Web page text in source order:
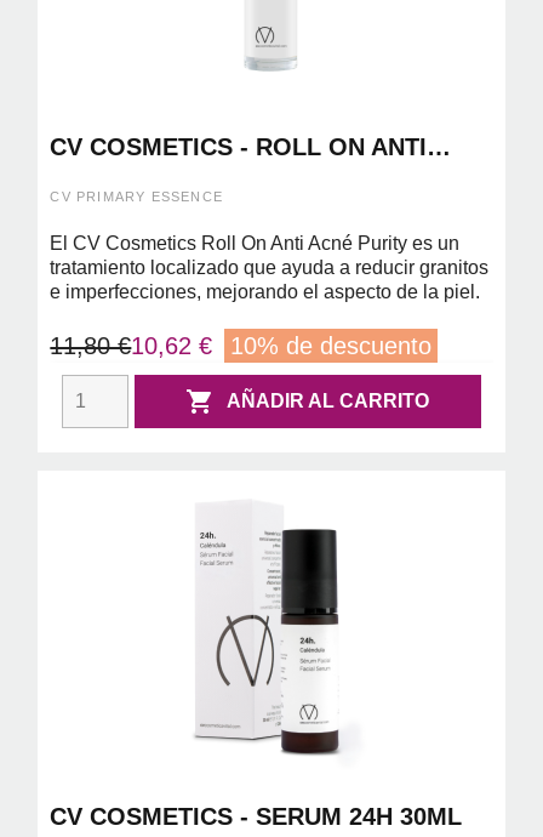
CV COSMETICS - ROLL ON ANTI
CV PRIMARY ESSENCE
El CV Cosmetics Roll On Anti Acné Purity es un
tratamiento localizado que ayuda a reducir granitos
e imperfecciones, mejorando el aspecto de la piel.
11,80 €10,62 € 10% de descuento
 AÑADIR AL CARRITO
CV COSMETICS - SERUM 24H 30ML